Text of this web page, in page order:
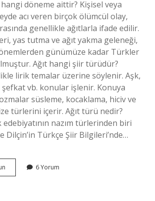
hangi döneme aittir? Kişisel veya
acı veren birçok ölümcül olay,
genellikle ağıtlarla ifade edilir.
yas tutma ve ağıt yakma geleneği,
günümüze kadar Türkler
Ağıt hangi şiir türüdür?
lirik temalar üzerine söylenir. Aşk,
vb. konular işlenir. Konuya
süsleme, kocaklama, hiciv ve
türlerini içerir. Ağıt türü nedir?
edebiyatının nazım türlerinden biri
Dilçin’in Türkçe Şiir Bilgileri’nde…
Hangi
6 Yorum